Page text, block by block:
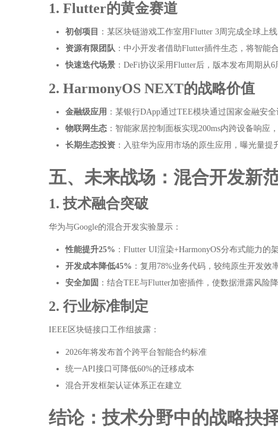
1. Flutter的黄金赛道
初创项目
：某区块链游戏工作室用Flutter 3周完成全球上
资源有限团队 ：中小开发者借助Flutter插件生态，将智能
快速迭代场景 ：DeFi协议采用Flutter后，版本发布周期从6
2. HarmonyOS NEXT的战略价值
金融级应用 ：某银行DApp通过TEE模块通过国家金融安
物联网生态 ：智能家居控制面板实现200ms内跨设备响应
长期生态投资 ：入驻华为应用市场的原生应用，曝光量提
五、未来战场：混合开发新
1. 技术融合突破
华为与Google的混合开发实验显示：
性能提升25% ：Flutter UI渲染+HarmonyOS分布式能力
开发成本降低45% ：复用78%业务代码，较纯原生开发效
安全加固 ：结合TEE与Flutter加密插件，使数据泄露风险
2. 行业标准制定
IEEE区块链接口工作组披露：
2026年将发布首个跨平台智能合约标准
统一API接口可降低60%的迁移成本
混合开发框架认证体系正在建立
结论：技术分野中的战略抉